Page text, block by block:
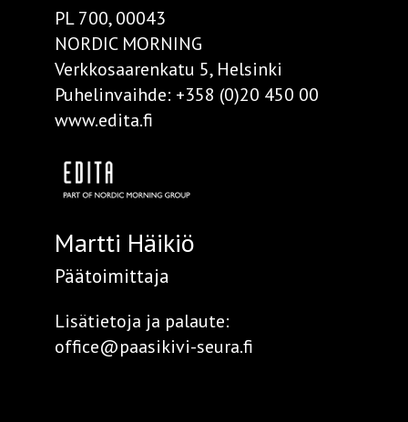
PL 700, 00043
NORDIC MORNING
Verkkosaarenkatu 5, Helsinki
Puhelinvaihde: +358 (0)20 450 00
www.edita.fi
Martti Häikiö
Päätoimittaja
Lisätietoja ja palaute:
office@paasikivi-seura.fi